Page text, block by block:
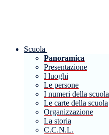
Scuola
Panoramica
Presentazione
I luoghi
Le persone
I numeri della scuola
Le carte della scuola
Organizzazione
La storia
C.C.N.L.